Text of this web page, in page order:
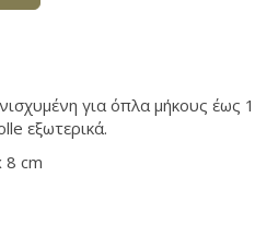
για όπλα μήκους έως
εξωτερικά.
8 cm